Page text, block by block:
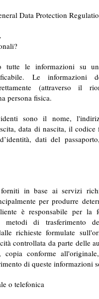
Data Protection
tutte le informazioni su
Le informazioni
(attraverso il
persona fisica.
sono il nome,
data di nascita, il
dati del
in base ai servizi
per produrre
è responsabile per la
di trasferimento
richieste formulate
controllata da parte delle
copia conforme
di queste informazioni
o telefonica